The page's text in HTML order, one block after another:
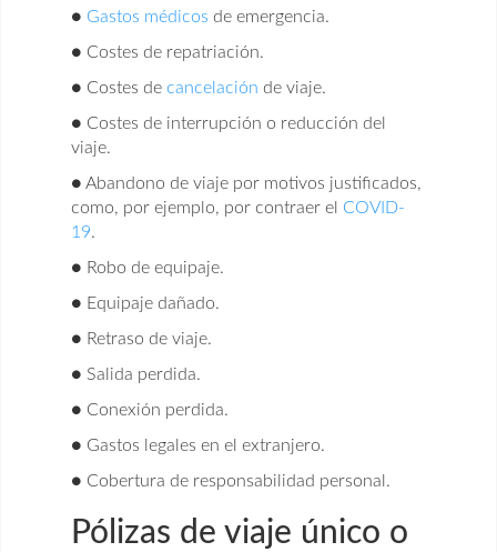
● Gastos médicos de emergencia.
● Costes de repatriación.
● Costes de cancelación de viaje.
● Costes de interrupción o reducción del
viaje.
● Abandono de viaje por motivos justificados,
como, por ejemplo, por contraer el COVID-
19.
● Robo de equipaje.
● Equipaje dañado.
● Retraso de viaje.
● Salida perdida.
● Conexión perdida.
● Gastos legales en el extranjero.
● Cobertura de responsabilidad personal.
Pólizas de viaje único o